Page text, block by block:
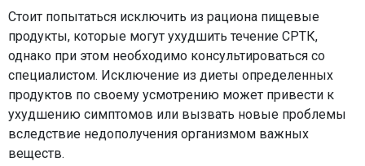
Стоит попытаться исключить из рациона пищевые
продукты, которые могут ухудшить течение СРТК,
однако при этом необходимо консультироваться со
специалистом. Исключение из диеты определенных
продуктов по своему усмотрению может привести к
ухудшению симптомов или вызвать новые проблемы
вследствие недополучения организмом важных
веществ.